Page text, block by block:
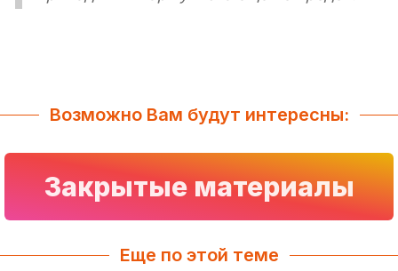
Возможно Вам будут интересны:
Закрытые материалы
Еще по этой теме